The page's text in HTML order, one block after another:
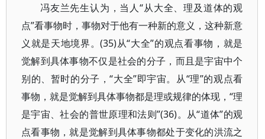
冯友兰先生认为，当人“从大全、理及道体的观
点”看事物时，事物对于他有一种新的意义，这种新意
义就是天地境界。(35)从“大全”的观点看事物，就是
觉解到具体事物不仅是社会的分子，而且是宇宙中个
别的、暂时的分子，“大全”即宇宙。从“理”的观点看
事物，就是觉解到具体事物都是理或规律的体现，“理
是宇宙、社会的普世原理和法则”(36)。从“道体”的观
点看事物，就是觉解到具体事物都处于变化的洪流之